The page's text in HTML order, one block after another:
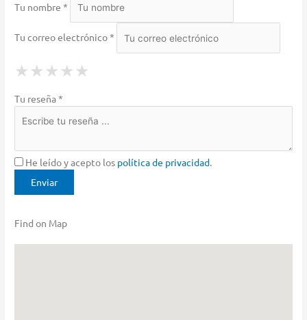
Tu nombre *
Tu correo electrónico *
★ 1 Star
★ ★ 2 Stars
★ ★ ★ 3 Stars
★ ★ ★ ★ 4 Stars
★ ★ ★ ★ ★
Tu reseña *
He leído y acepto los política de privacidad.
Find on Map